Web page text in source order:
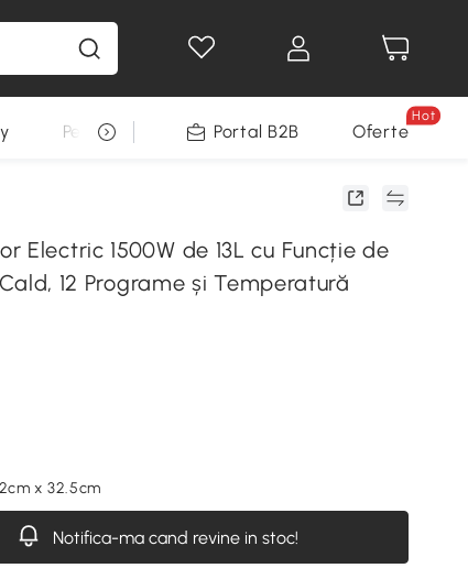
Pentru animale Decoratiuni Sarbatori
Portal B2B Oferte
Hot
Electric 1500W de 13L cu Funcție de
12 Programe și Temperatură
x 32.5cm
Notifica-ma cand revine in stoc!